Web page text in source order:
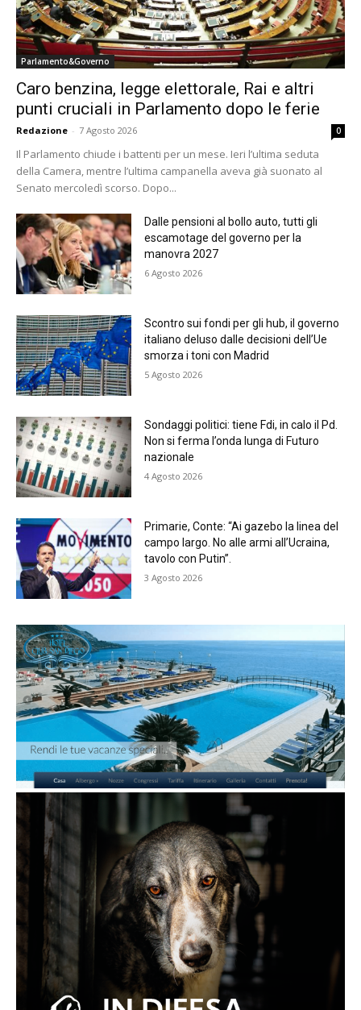
Parlamento&Governo
Caro benzina, legge elettorale, Rai e altri
punti cruciali in Parlamento dopo le ferie
Redazione - 7 Agosto 2026 0
Il Parlamento chiude i battenti per un mese. Ieri l’ultima seduta
della Camera, mentre l’ultima campanella aveva già suonato al
Senato mercoledì scorso. Dopo...
Dalle pensioni al bollo auto, tutti gli
escamotage del governo per la
manovra 2027
6 Agosto 2026
Scontro sui fondi per gli hub, il governo
italiano deluso dalle decisioni dell’Ue
smorza i toni con Madrid
5 Agosto 2026
Sondaggi politici: tiene Fdi, in calo il Pd.
Non si ferma l’onda lunga di Futuro
nazionale
4 Agosto 2026
Primarie, Conte: “Ai gazebo la linea del
campo largo. No alle armi all’Ucraina,
tavolo con Putin”.
3 Agosto 2026